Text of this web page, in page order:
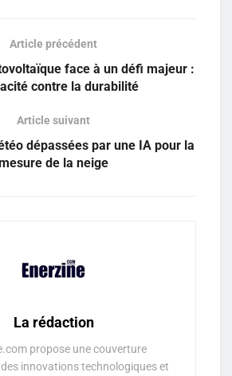
Article précédent
face à un défi majeur :
contre la durabilité
Article suivant
dépassées par une IA pour la
de la neige
La rédaction
propose une couverture
innovations technologiques et